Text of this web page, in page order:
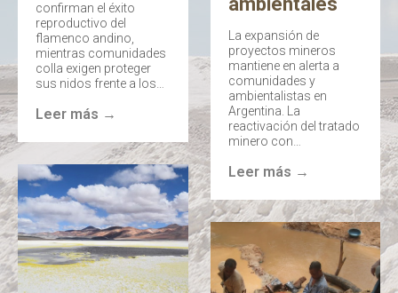
confirman el éxito
reproductivo del
flamenco andino,
mientras comunidades
colla exigen proteger
sus nidos frente a los…
Leer más →
La expansión de
proyectos mineros
mantiene en alerta a
comunidades y
ambientalistas en
Argentina. La
reactivación del tratado
minero con…
Leer más →